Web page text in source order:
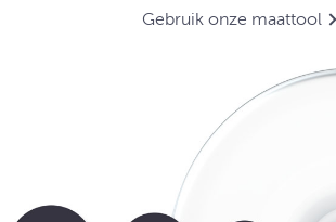
Gebruik onze maattool